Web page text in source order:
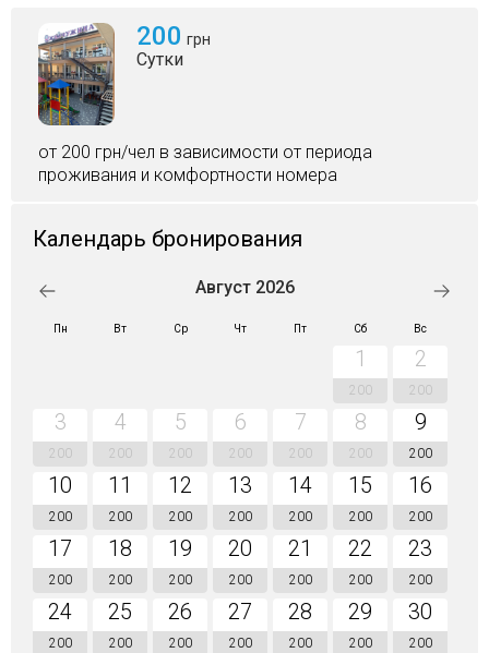
200 грн
Сутки
от 200 грн/чел в зависимости от периода
проживания и комфортности номера
Календарь бронирования
Август 2026
Пн Вт Ср Чт Пт Сб Вс
1
200
2
200
3
200
4
200
5
200
6
200
7
200
8
200
9
200
10
200
11
200
12
200
13
200
14
200
15
200
16
200
17
200
18
200
19
200
20
200
21
200
22
200
23
200
24
200
25
200
26
200
27
200
28
200
29
200
30
200